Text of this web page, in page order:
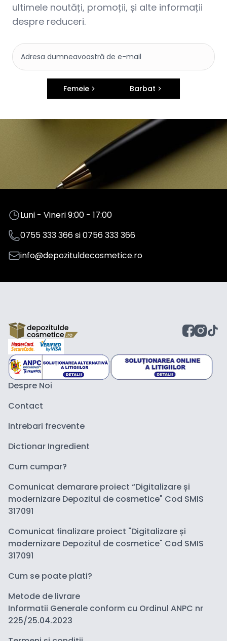
ultimele noutăți, promoții, și alte informații
despre reduceri.
Femeie Barbat
Luni - Vineri 9:00 - 17:00
0755 333 366si0756 333 366
info@depozituldecosmetice.ro
Despre Noi
Contact
Intrebari frecvente
Dictionar Ingredient
Cum cumpar?
Comunicat demarare proiect “Digitalizare și
modernizare Depozitul de cosmetice" Cod SMIS
317091
Comunicat finalizare proiect "Digitalizare și
modernizare Depozitul de cosmetice" Cod SMIS
317091
Cum se poate plati?
Metode de livrare
Informatii Generale conform cu Ordinul ANPC nr
225/25.04.2023